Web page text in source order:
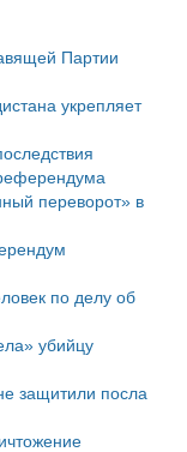
Партии
укрепляет
переворот» в
по делу об
убийцу
защитили посла